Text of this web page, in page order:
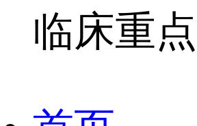
临床重